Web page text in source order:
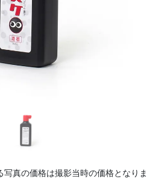
真の価格は撮影当時の価格となりま